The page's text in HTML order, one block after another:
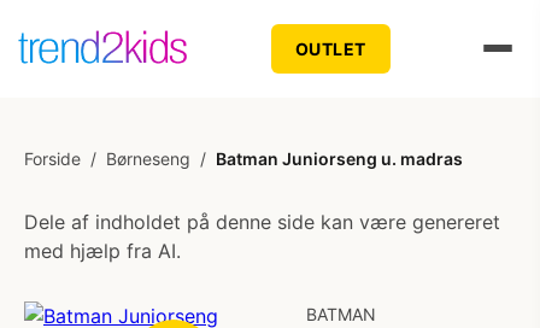
OUTLET
Forside / Børneseng / Batman Juniorseng u. madras
Dele af indholdet på denne side kan være genereret
med hjælp fra AI.
BATMAN